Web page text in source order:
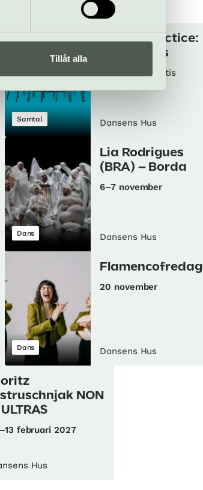
Tillåt alla
Samtal
Within Practice:
Tendencies
Gratis
Dansens Hus
Dans
Lia Rodrigues
(BRA) – Borda
6–7 november
Dansens Hus
Dans
Flamencofredag
20 november
Dansens Hus
NON
februari 2027
Hus